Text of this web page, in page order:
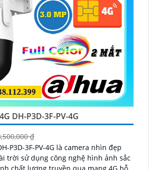
DH-P3D-3F-PV-4G
₫
P3D-3F-PV-4G là camera nhìn đẹp
trời sử dụng công nghệ hình ảnh sắc